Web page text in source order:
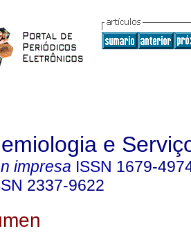
e
impresa ISSN 1679-
2337-9622